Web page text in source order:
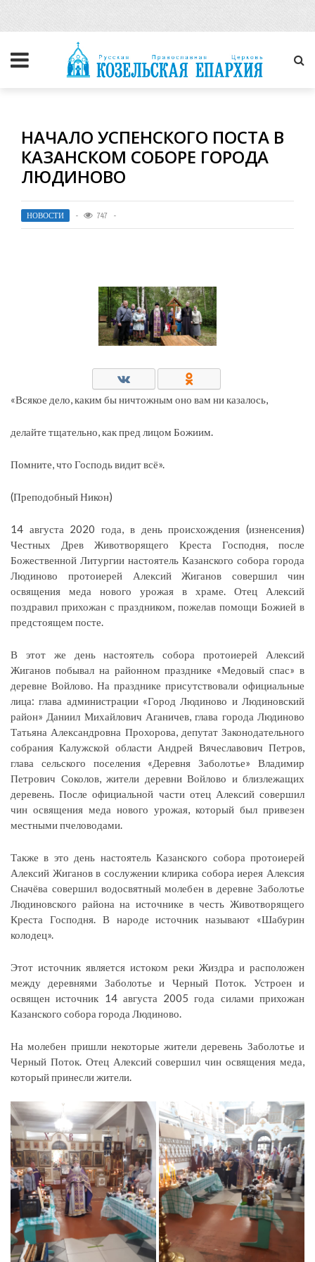
НАЧАЛО УСПЕНСКОГО ПОСТА В
КАЗАНСКОМ СОБОРЕ ГОРОДА
ЛЮДИНОВО
НОВОСТИ 747
«Всякое дело, каким бы ничтожным оно вам ни казалось,
делайте тщательно, как пред лицом Божиим.
Помните, что Господь видит всё».
(Преподобный Никон)
14 августа 2020 года, в день происхождения (изненсения)
Честных Древ Животворящего Креста Господня, после
Божественной Литургии настоятель Казанского собора города
Людиново протоиерей Алексий Жиганов совершил чин
освящения меда нового урожая в храме. Отец Алексий
поздравил прихожан с праздником, пожелав помощи Божией в
предстоящем посте.
В этот же день настоятель собора протоиерей Алексий
Жиганов побывал на районном празднике «Медовый спас» в
деревне Войлово. На празднике присутствовали официальные
лица: глава администрации «Город Людиново и Людиновский
район» Даниил Михайлович Аганичев, глава города Людиново
Татьяна Александровна Прохорова, депутат Законодательного
собрания Калужской области Андрей Вячеславович Петров,
глава сельского поселения «Деревня Заболотье» Владимир
Петрович Соколов, жители деревни Войлово и близлежащих
деревень. После официальной части отец Алексий совершил
чин освящения меда нового урожая, который был привезен
местными пчеловодами.
Также в это день настоятель Казанского собора протоиерей
Алексий Жиганов в сослужении клирика собора иерея Алексия
Сначёва совершил водосвятный молебен в деревне Заболотье
Людиновского района на источнике в честь Животворящего
Креста Господня. В народе источник называют «Шабурин
колодец».
Этот источник является истоком реки Жиздра и расположен
между деревнями Заболотье и Черный Поток. Устроен и
освящен источник 14 августа 2005 года силами прихожан
Казанского собора города Людиново.
На молебен пришли некоторые жители деревень Заболотье и
Черный Поток. Отец Алексий совершил чин освящения меда,
который принесли жители.